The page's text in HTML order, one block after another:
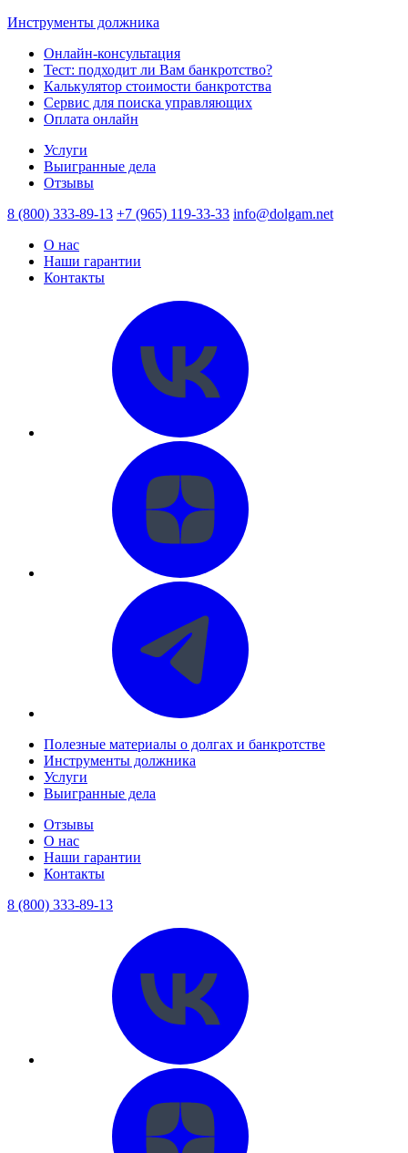
Инструменты должника
Онлайн-консультация
Тест: подходит ли Вам банкротство?
Калькулятор стоимости банкротства
Сервис для поиска управляющих
Оплата онлайн
Услуги
Выигранные дела
Отзывы
8 (800) 333-89-13 +7 (965) 119-33-33 info@dolgam.net
О нас
Наши гарантии
Контакты
Полезные материалы о долгах и банкротстве
Инструменты должника
Услуги
Выигранные дела
Отзывы
О нас
Наши гарантии
Контакты
8 (800) 333-89-13